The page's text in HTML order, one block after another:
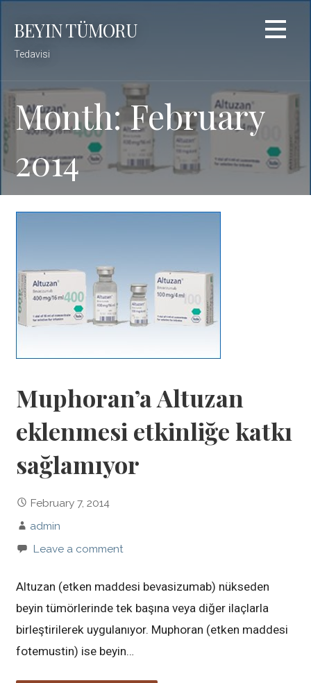
BEYIN TÜMORU
Tedavisi
Month: February
2014
Muphoran’a Altuzan
eklenmesi etkinliğe katkı
sağlamıyor
February 7, 2014
admin
Leave a comment
Altuzan (etken maddesi bevasizumab) nükseden
beyin tümörlerinde tek başına veya diğer ilaçlarla
birleştirilerek uygulanıyor. Muphoran (etken maddesi
fotemustin) ise beyin…